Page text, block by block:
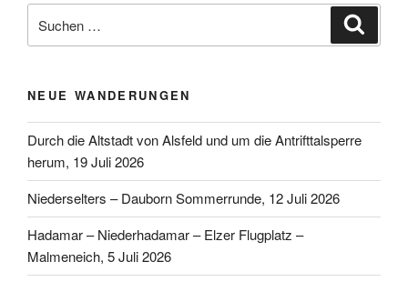
nach:
NEUE WANDERUNGEN
Durch die Altstadt von Alsfeld und um die Antrifttalsperre
herum, 19 Juli 2026
Niederselters – Dauborn Sommerrunde, 12 Juli 2026
Hadamar – Niederhadamar – Elzer Flugplatz –
Malmeneich, 5 Juli 2026